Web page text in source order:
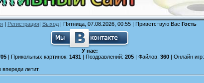
| Регистрация| Выход | Пятница, 07.08.2026, 00:55 | Приветствую Вас Гость
У нас:
| Прикольных картинок: 1431| Поздравлений: 205| Файлов: 360| Онлайн игр:
летит.